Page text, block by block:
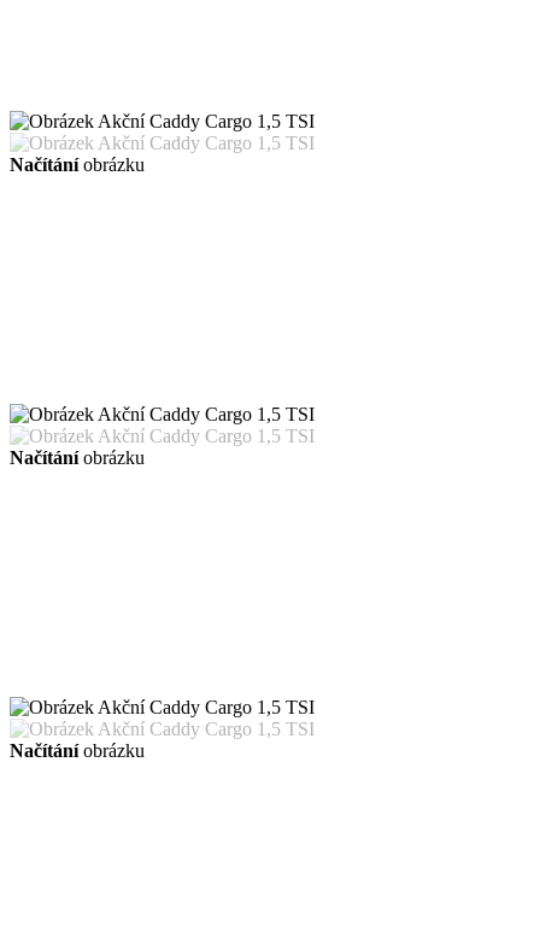
Načítáníobrázku
Načítáníobrázku
Načítáníobrázku